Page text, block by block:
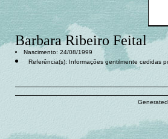
Barbara Ribeiro Feital
Nascimento: 24/08/1999
Referência(s): Informações gentilmente cedidas